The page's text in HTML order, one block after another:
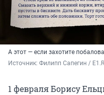
А этот — если захотите
Источник: Филипп Сапегин /
1 февраля Борису